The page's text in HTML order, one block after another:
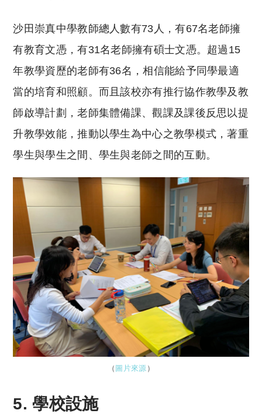
沙田崇真中學教師總人數有73人，有67名老師擁
有教育文憑，有31名老師擁有碩士文憑。超過15
年教學資歷的老師有36名，相信能給予同學最適
當的培育和照顧。而且該校亦有推行協作教學及教
師啟導計劃，老師集體備課、觀課及課後反思以提
升教學效能，推動以學生為中心之教學模式，著重
學生與學生之間、學生與老師之間的互動。
（ 圖片來源 ）
5. 學校設施